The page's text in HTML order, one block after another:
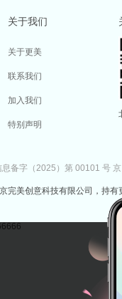
关于我们
关于更美
联系我们
加入我们
特别声明
备字（2025）第 00101 号
美创意科技有限公司，持